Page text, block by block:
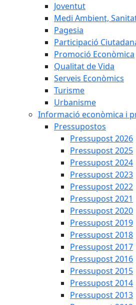
Joventut
Medi Ambient,
Pagesia
Participació
Promoció Econòmica
Qualitat de Vida
Serveis Econòmics
Turisme
Urbanisme
Informació econòmica i
Pressupostos
Pressupost 2026
Pressupost 2025
Pressupost 2024
Pressupost 2023
Pressupost 2022
Pressupost 2021
Pressupost 2020
Pressupost 2019
Pressupost 2018
Pressupost 2017
Pressupost 2016
Pressupost 2015
Pressupost 2014
Pressupost 2013